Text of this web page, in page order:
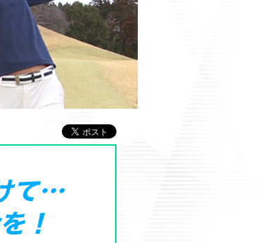
て…
！